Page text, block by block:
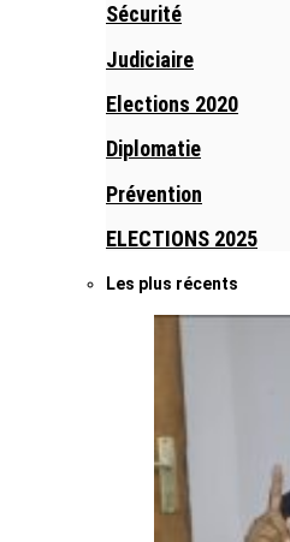
Sécurité
Judiciaire
Elections 2020
Diplomatie
Prévention
ELECTIONS 2025
Les plus récents